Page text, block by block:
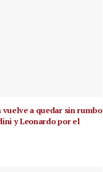
a quedar sin rumbo
y Leonardo por el